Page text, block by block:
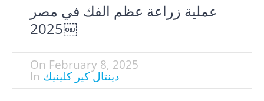
عملية زراعة عظم الفك في مصر
2025￼
On February 8, 2025
In دينتال كير كلينيك